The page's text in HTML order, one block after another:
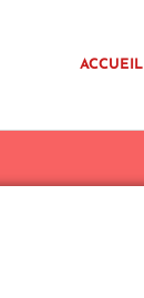
ACCUEIL